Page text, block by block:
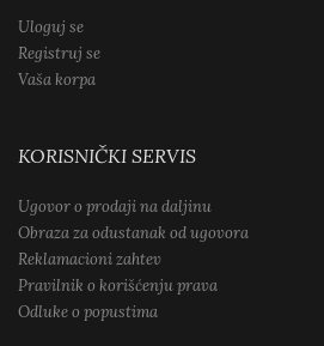
Uloguj se
Registruj se
Vaša korpa
KORISNIČKI SERVIS
Ugovor o prodaji na daljinu
Obraza za odustanak od ugovora
Reklamacioni zahtev
Pravilnik o korišćenju prava
Odluke o popustima